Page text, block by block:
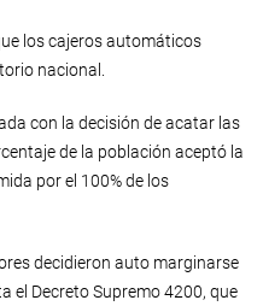
los cajeros automáticos
nacional.
con la decisión de acatar las
de la población aceptó la
por el 100% de los
decidieron auto marginarse
el Decreto Supremo 4200, que